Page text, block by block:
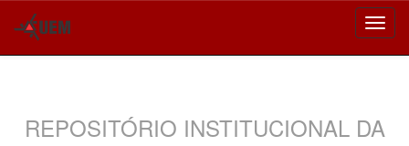
REPOSITÓRIO INSTITUCIONAL DA